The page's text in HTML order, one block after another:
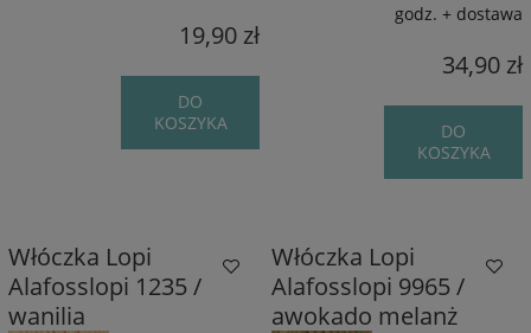
19,90 zł
DO
KOSZYKA
godz. + dostawa
34,90 zł
DO
KOSZYKA
Włóczka Lopi
Alafosslopi 1235 /
wanilia
Włóczka Lopi
Alafosslopi 9965 /
awokado melanż